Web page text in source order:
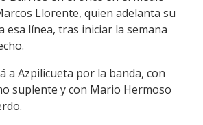
Llorente, quien adelanta su
esa línea, tras iniciar la semana
a Azpilicueta por la banda, con
suplente y con Mario Hermoso